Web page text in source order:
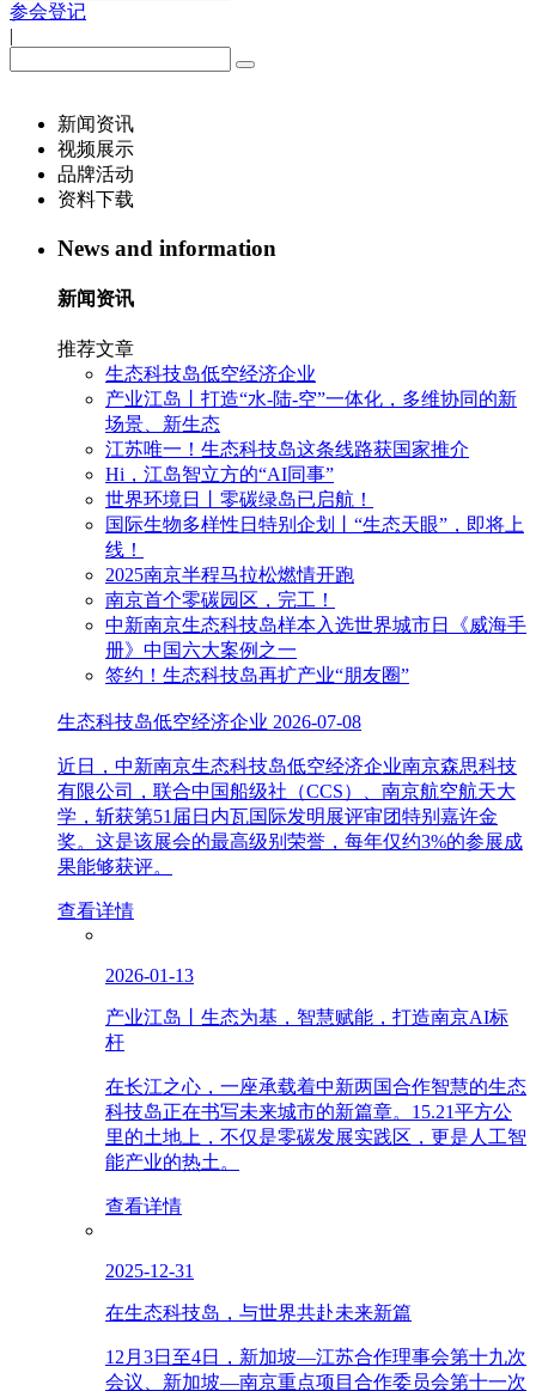
参会登记
|
新闻资讯
视频展示
品牌活动
资料下载
News and information
新闻资讯
推荐文章
生态科技岛低空经济企业
产业江岛丨打造“水-陆-空”一体化，多维协同的新
场景、新生态
江苏唯一！生态科技岛这条线路获国家推介
Hi，江岛智立方的“AI同事”
世界环境日丨零碳绿岛已启航！
国际生物多样性日特别企划丨“生态天眼”，即将上
线！
2025南京半程马拉松燃情开跑
南京首个零碳园区，完工！
中新南京生态科技岛样本入选世界城市日《威海手
册》中国六大案例之一
签约！生态科技岛再扩产业“朋友圈”
生态科技岛低空经济企业 2026-07-08
近日，中新南京生态科技岛低空经济企业南京森思科技
有限公司，联合中国船级社（CCS）、南京航空航天大
学，斩获第51届日内瓦国际发明展评审团特别嘉许金
奖。这是该展会的最高级别荣誉，每年仅约3%的参展成
果能够获评。
查看详情
2026-01-13
产业江岛丨生态为基，智慧赋能，打造南京AI标
杆
在长江之心，一座承载着中新两国合作智慧的生态
科技岛正在书写未来城市的新篇章。15.21平方公
里的土地上，不仅是零碳发展实践区，更是人工智
能产业的热土。
查看详情
2025-12-31
在生态科技岛，与世界共赴未来新篇
12月3日至4日，新加坡—江苏合作理事会第十九次
会议、新加坡—南京重点项目合作委员会第十一次